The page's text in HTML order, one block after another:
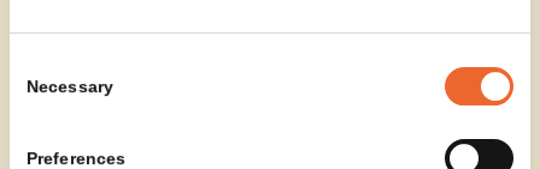
Selection
Necessary
Preferences